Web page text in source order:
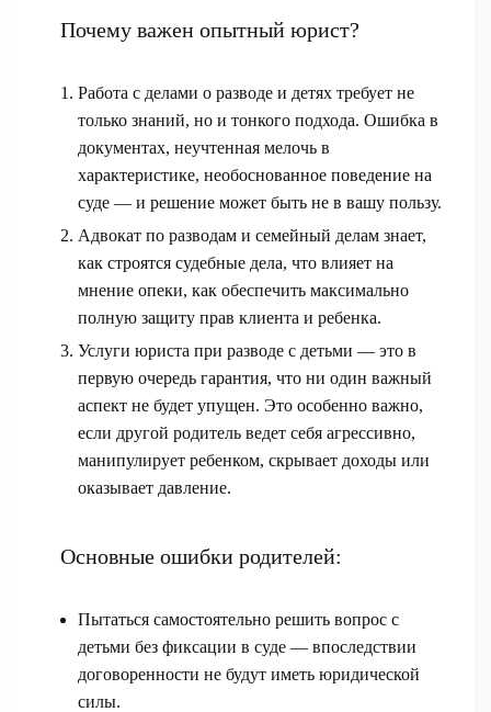
Почему важен опытный юрист?
Работа с делами о разводе и детях требует не
только знаний, но и тонкого подхода. Ошибка в
документах, неучтенная мелочь в
характеристике, необоснованное поведение на
суде — и решение может быть не в вашу пользу.
Адвокат по разводам и семейный делам знает,
как строятся судебные дела, что влияет на
мнение опеки, как обеспечить максимально
полную защиту прав клиента и ребенка.
Услуги юриста при разводе с детьми — это в
первую очередь гарантия, что ни один важный
аспект не будет упущен. Это особенно важно,
если другой родитель ведет себя агрессивно,
манипулирует ребенком, скрывает доходы или
оказывает давление.
Основные ошибки родителей:
Пытаться самостоятельно решить вопрос с
детьми без фиксации в суде — впоследствии
договоренности не будут иметь юридической
силы.